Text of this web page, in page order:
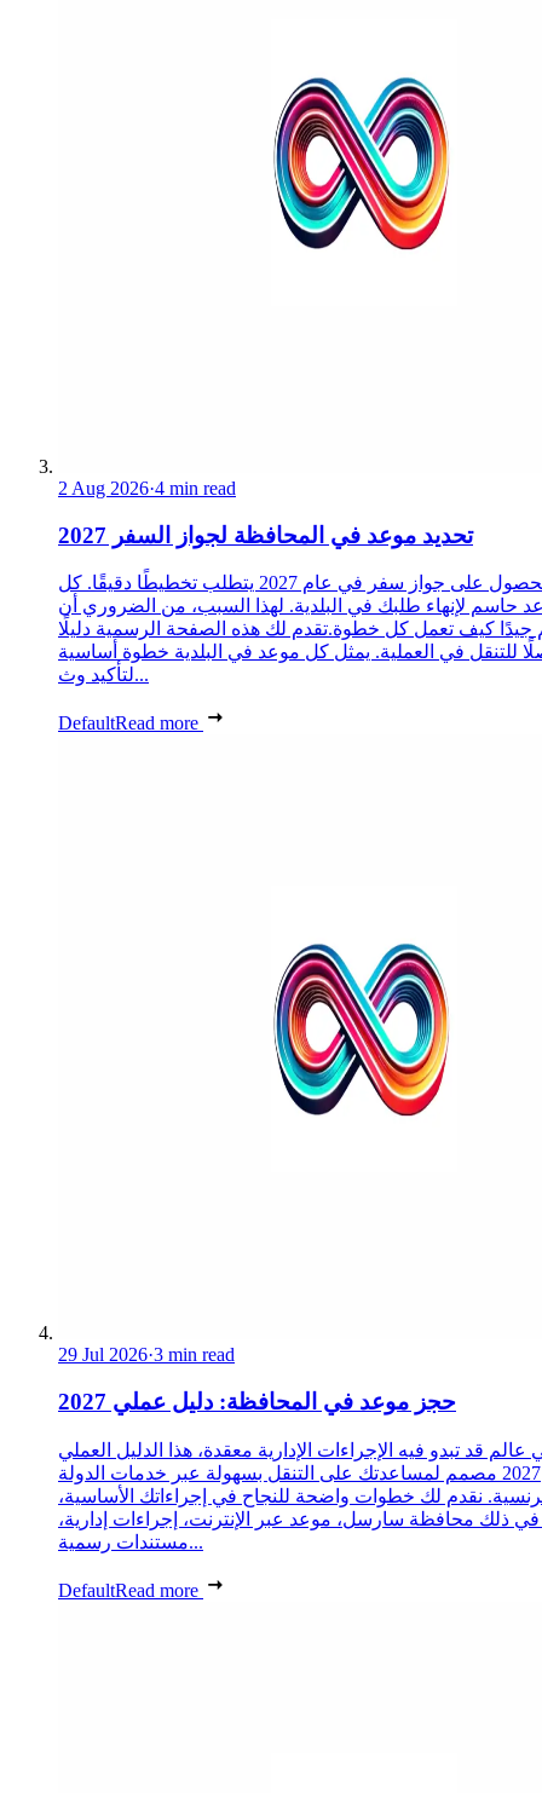
2 Aug 2026·4 min read
تحديد موعد في المحافظة لجواز السفر 2027
الحصول على جواز سفر في عام 2027 يتطلب تخطيطًا دقيقًا. كل
حاسم لإنهاء طلبك في البلدية. لهذا السبب، من الضروري أن
جيدًا كيف تعمل كل خطوة.تقدم لك هذه الصفحة الرسمية دليلًا
للتنقل في العملية. يمثل كل موعد في البلدية خطوة أساسية
لتأكيد وث...
DefaultRead more
29 Jul 2026·3 min read
حجز موعد في المحافظة: دليل عملي 2027
عالم قد تبدو فيه الإجراءات الإدارية معقدة، هذا الدليل العملي
2027 مصمم لمساعدتك على التنقل بسهولة عبر خدمات الدولة
نقدم لك خطوات واضحة للنجاح في إجراءاتك الأساسية،
في ذلك محافظة سارسل، موعد عبر الإنترنت، إجراءات إدارية،
مستندات رسمية...
DefaultRead more